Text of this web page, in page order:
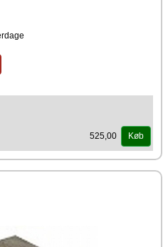
525,00 Køb